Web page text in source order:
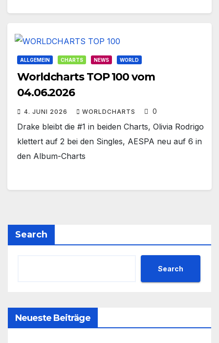
ALLGEMEIN CHARTS NEWS WORLD
Worldcharts TOP 100 vom
04.06.2026
4. JUNI 2026 WORLDCHARTS 0
Drake bleibt die #1 in beiden Charts, Olivia Rodrigo
klettert auf 2 bei den Singles, AESPA neu auf 6 in
den Album-Charts
Search
Search
Neueste Beiträge